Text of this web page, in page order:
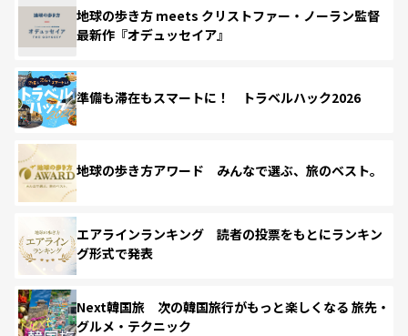
地球の歩き方 meets クリストファー・ノーラン監督
最新作『オデュッセイア』
準備も滞在もスマートに！ トラベルハック2026
地球の歩き方アワード みんなで選ぶ、旅のベスト。
エアラインランキング 読者の投票をもとにランキン
グ形式で発表
Next韓国旅 次の韓国旅行がもっと楽しくなる 旅先・
グルメ・テクニック